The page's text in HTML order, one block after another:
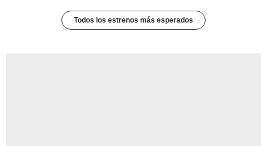
Todos los estrenos más esperados